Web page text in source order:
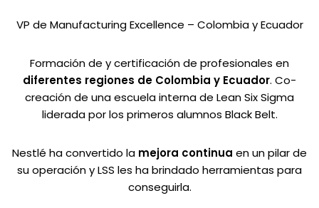
VP de Manufacturing Excellence – Colombia y Ecuador
Formación de y certificación de profesionales en
diferentes regiones de Colombia y Ecuador. Co-
creación de una escuela interna de Lean Six Sigma
liderada por los primeros alumnos Black Belt.
Nestlé ha convertido la mejora continua en un pilar de
su operación y LSS les ha brindado herramientas para
conseguirla.